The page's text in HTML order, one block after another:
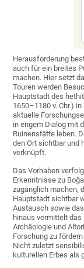
Herausforderung
auch für ein breites
machen. Hier setzt
Touren werden
Hauptstadt des
1650–1180 v. Chr.)
aktuelle
in engem Dialog mit
Ruinenstätte leben.
den Ort sichtbar und
verknüpft.
Das Vorhaben
Erkenntnisse zu
zugänglich machen,
Hauptstadt sichtbar
Austausch sowie
hinaus vermittelt
Archäologie und
Forschung zu
Nicht zuletzt
kulturellen Erbes als